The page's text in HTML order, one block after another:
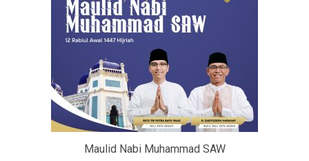
Maulid Nabi Muhammad SAW